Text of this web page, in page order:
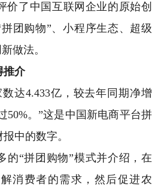
价了中国互联网企业的原始创
团购物”、小程序生态、超级
做法。
推介
4.433亿，较去年同期净增
50%。”这是中国新电商平台拼
中的数字。
“拼团购物”模式并介绍，在
消费者的需求，然后促进农